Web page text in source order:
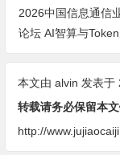
2026中国信息通信
论坛 AI智算与Token
坛顺利举办
本文由 alvin 发表于
转载请务必保留本文
http://